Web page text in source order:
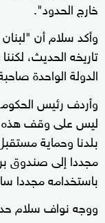
خارج الحدود".
وأكد سلام أن
تاريخه الحديث،
الدولة الواحدة
وأردف رئيس
ليس على وقف هذه
بلدنا وحماية
مجددا إلى صندوق
باستخدامه مجددا
ووجه نواف سلام